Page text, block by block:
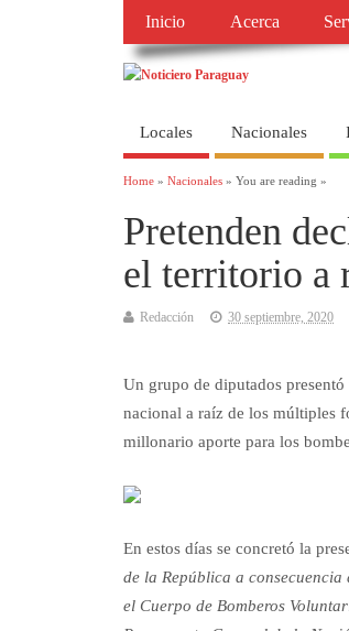
Inicio Acerca
Locales Nacionales
Home » Nacionales » You are reading »
Pretenden
el territorio a
Redacción 30 septiembre, 2020
Un grupo de diputados
nacional a raíz de los múltiples
millonario aporte para los
En estos días se concretó la
de la República a
el Cuerpo de Bomberos